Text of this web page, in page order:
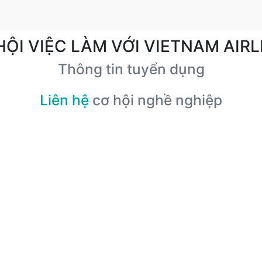
VIỆC LÀM VỚI VIETNAM
Thông tin tuyển dụng
Liên hệ cơ hội nghề nghiệp